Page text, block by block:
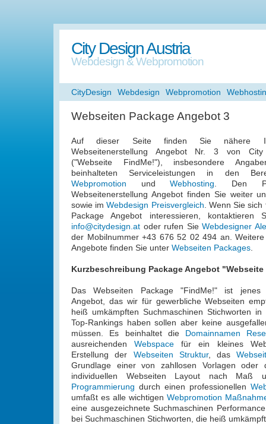
City Design Austria
Webdesign & Webpromotion
CityDesign Webdesign Webpromotion
Webseiten Package Angebot 3
Auf dieser Seite finden Sie nähere
Webseitenerstellung Angebot Nr. 3 von City
("Webseite FindMe!"), insbesondere
beinhalteten Serviceleistungen in den
Webpromotion undWebhosting. Den
Webseitenerstellung Angebot finden Sie weiter
sowie imWebdesign Preisvergleich. Wenn Sie
Package Angebot interessieren,
info@citydesign.at oder rufen SieWebdesigner
der Mobilnummer +43 676 52 02 494 an. Weitere
Angebote finden Sie unter Webseiten Packages.
Kurzbeschreibung Package Angebot
Das Webseiten Package "FindMe!" ist jenes
Angebot, das wir für gewerbliche Webseiten
heiß umkämpften Suchmaschinen Stichworten in
Top-Rankings haben sollen aber keine
müssen. Es beinhaltet die
Domainnamen
ausreichendenWebspace für ein kleines
Erstellung der Webseiten Struktur, das
Grundlage einer von zahllosen Vorlagen oder
individuellen Webseiten Layout nach
Programmierung durch einen professionellen
umfaßt es alle wichtigen Webpromotion
eine ausgezeichnete Suchmaschinen
bei Suchmaschinen Stichworten, die heiß